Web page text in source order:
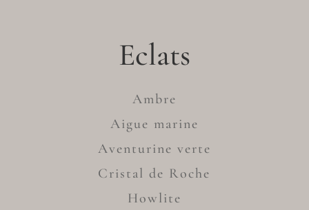
Eclats
Ambre
Aigue marine
Aventurine verte
Cristal de Roche
Howlite